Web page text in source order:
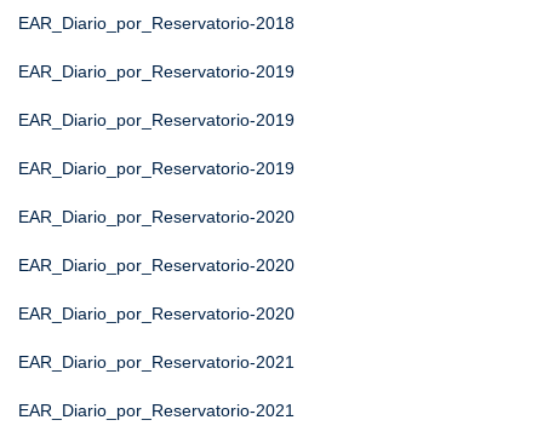
EAR_Diario_por_Reservatorio-2018
EAR_Diario_por_Reservatorio-2019
EAR_Diario_por_Reservatorio-2019
EAR_Diario_por_Reservatorio-2019
EAR_Diario_por_Reservatorio-2020
EAR_Diario_por_Reservatorio-2020
EAR_Diario_por_Reservatorio-2020
EAR_Diario_por_Reservatorio-2021
EAR_Diario_por_Reservatorio-2021